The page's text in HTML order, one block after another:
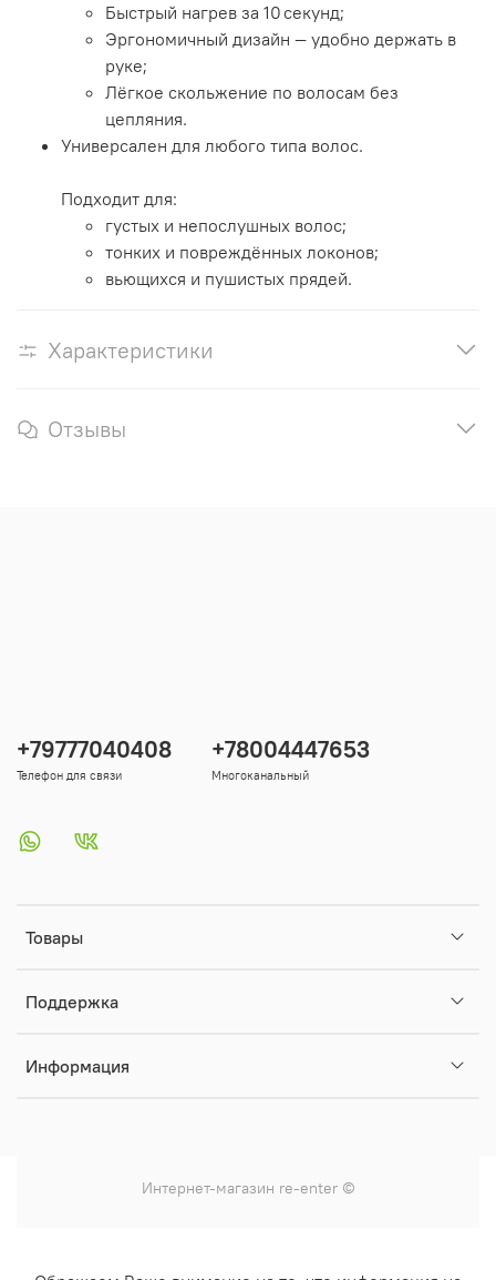
Быстрый нагрев за 10 секунд;
Эргономичный дизайн — удобно держать в
руке;
Лёгкое скольжение по волосам без
цепляния.
Универсален для любого типа волос.
Подходит для:
густых и непослушных волос;
тонких и повреждённых локонов;
вьющихся и пушистых прядей.
Характеристики
Отзывы
Товары
Поддержка
Информация
+79777040408
Телефон для связи
+78004447653
Многоканальный
Интернет-магазин re-enter ©